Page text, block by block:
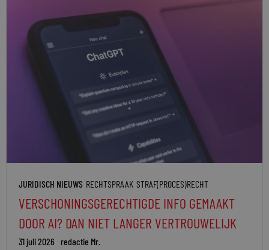
JURIDISCH NIEUWS RECHTSPRAAK STRAF(PROCES)RECHT
VERSCHONINGSGERECHTIGDE INFO GEMAAKT
DOOR AI? DAN NIET LANGER VERTROUWELIJK
31 juli 2026 redactie Mr.